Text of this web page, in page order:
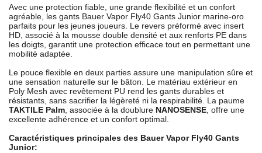
Avec une protection fiable, une grande flexibilité et un confort
agréable, les gants Bauer Vapor Fly40 Gants Junior marine-oro
parfaits pour les jeunes joueurs. Le revers préformé avec insert
HD, associé à la mousse double densité et aux renforts PE dans
les doigts, garantit une protection efficace tout en permettant une
mobilité adaptée.
Le pouce flexible en deux parties assure une manipulation sûre et
une sensation naturelle sur le bâton. Le matériau extérieur en
Poly Mesh avec revêtement PU rend les gants durables et
résistants, sans sacrifier la légèreté ni la respirabilité. La paume
TAKTILE Palm, associée à la doublure NANOSENSE, offre une
excellente adhérence et un confort optimal.
Caractéristiques principales des Bauer Vapor Fly40 Gants
Junior: